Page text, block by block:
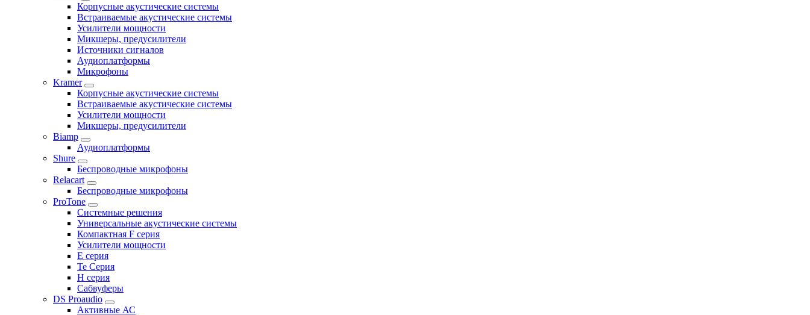
Корпусные акустические системы
Встраиваемые акустические системы
Усилители мощности
Микшеры, предусилители
Источники сигналов
Аудиоплатформы
Микрофоны
Kramer
Корпусные акустические системы
Встраиваемые акустические системы
Усилители мощности
Микшеры, предусилители
Biamp
Аудиоплатформы
Shure
Беспроводные микрофоны
Relacart
Беспроводные микрофоны
ProTone
Системные решения
Универсальные акустические системы
Компактная F серия
Усилители мощности
E серия
Te Серия
H серия
Сабвуферы
DS Proaudio
Активные АС